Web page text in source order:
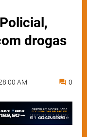
drogas
AM 0